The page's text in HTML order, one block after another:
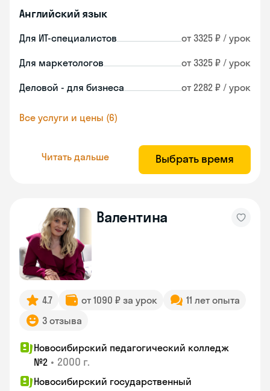
Английский язык
Для ИТ-специалистов от 3325 ₽ / урок
Для маркетологов от 3325 ₽ / урок
Деловой - для бизнеса от 2282 ₽ / урок
Все услуги и цены (6)
Читать дальше Выбрать время
Валентина
4.7 от 1090 ₽ за урок
11 лет опыта
3 отзыва
Новосибирский педагогический колледж
№2 • 2000 г.
Новосибирский государственный